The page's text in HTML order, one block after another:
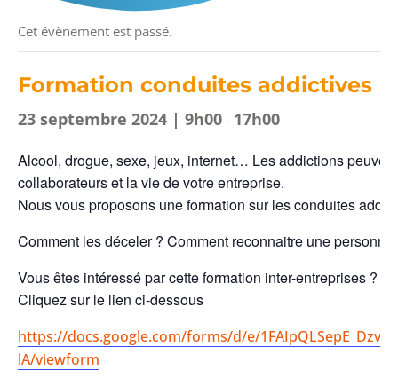
Cet évènement est passé.
Formation conduites addictives
23 septembre 2024 | 9h00 - 17h00
Alcool, drogue, sexe, jeux, internet… Les addictions
collaborateurs et la vie de votre entreprise.
Nous vous proposons une formation sur les conduites
Comment les déceler ? Comment reconnaitre une
Vous êtes intéressé par cette formation inter-entreprises ?
Cliquez sur le lien ci-dessous
https://docs.google.com/forms/d/e/
lA/viewform